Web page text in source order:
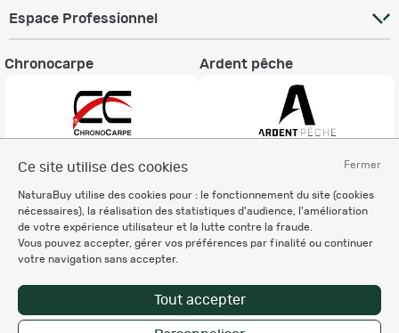
Fermer
Ce site utilise des cookies
NaturaBuy utilise des cookies pour : le fonctionnement du site (cookies
nécessaires), la réalisation des statistiques d'audience, l'amélioration
de votre expérience utilisateur et la lutte contre la fraude.
Vous pouvez accepter, gérer vos préférences par finalité ou continuer
votre navigation sans accepter.
Tout accepter
Espace Professionnel
Chronocarpe Ardent pêche
Charte éthique
Mentions légales
Règlement & Conditions d'utilisation
Politique de protection
des données personnelles
Personnalisation des cookies